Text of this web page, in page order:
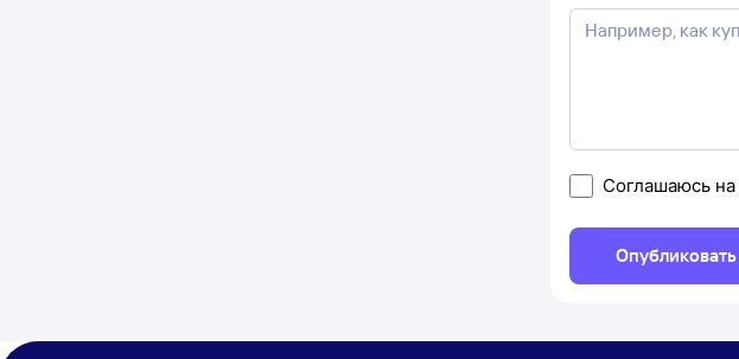
Соглашаюсь на
Опубликовать